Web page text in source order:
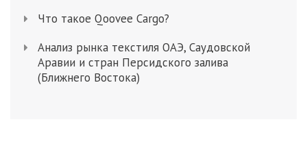
Что такое Qoovee Cargo?
Анализ рынка текстиля ОАЭ, Саудовской
Аравии и стран Персидского залива
(Ближнего Востока)